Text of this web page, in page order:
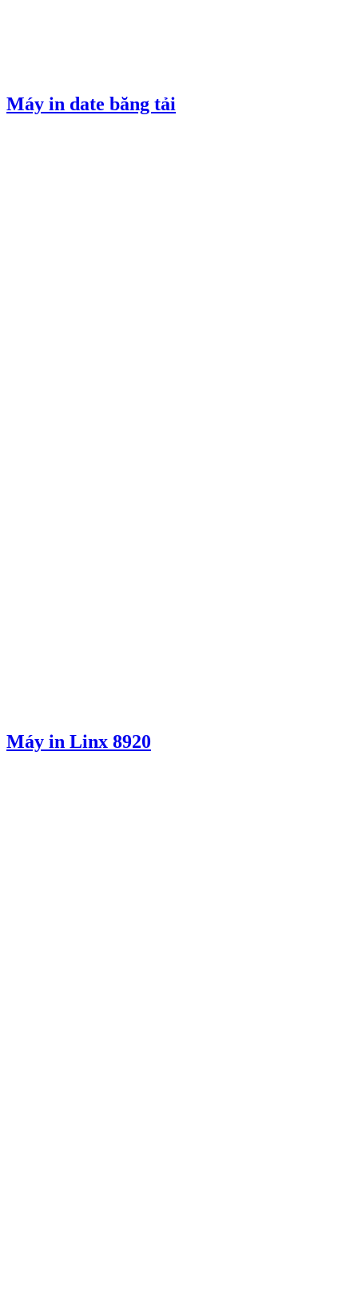
Máy in date băng tải
Máy in Linx 8920